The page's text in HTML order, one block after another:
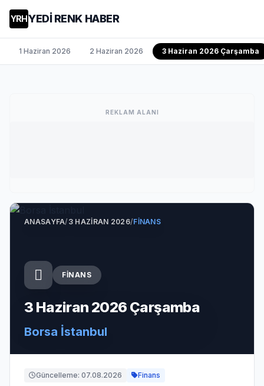
YRHYEDİ RENK HABER
1 Haziran 2026 2 Haziran 2026 3 Haziran 2026 Çarşamba
REKLAM ALANI
ANASAYFA/3 HAZIRAN 2026/FINANS
FINANS
3 Haziran 2026 Çarşamba
Borsa İstanbul
Güncelleme: 07.08.2026 Finans